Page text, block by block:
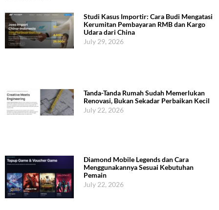
Studi Kasus Importir: Cara Budi Mengatasi
Kerumitan Pembayaran RMB dan Kargo
Udara dari China
July 29, 2026
Tanda-Tanda Rumah Sudah Memerlukan
Renovasi, Bukan Sekadar Perbaikan Kecil
July 22, 2026
Diamond Mobile Legends dan Cara
Menggunakannya Sesuai Kebutuhan
Pemain
July 22, 2026